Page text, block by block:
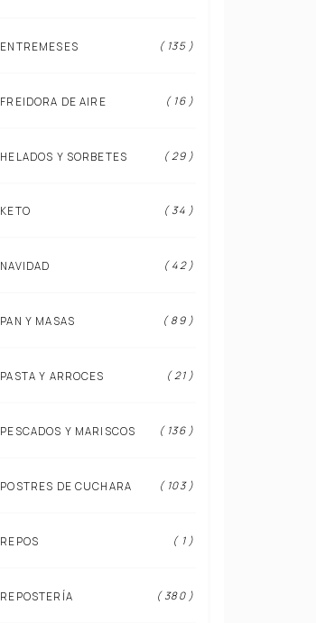
ENTREMESES ( 135 )
FREIDORA DE AIRE ( 16 )
HELADOS Y SORBETES ( 29 )
KETO ( 34 )
NAVIDAD ( 42 )
PAN Y MASAS ( 89 )
PASTA Y ARROCES ( 21 )
PESCADOS Y MARISCOS ( 136 )
POSTRES DE CUCHARA ( 103 )
REPOS ( 1 )
REPOSTERÍA ( 380 )